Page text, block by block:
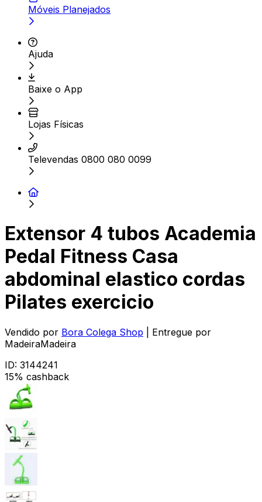
Móveis Planejados
Ajuda
Baixe o App
Lojas Físicas
Televendas 0800 080 0099
Extensor 4 tubos Academia
Pedal Fitness Casa
abdominal elastico cordas
Pilates exercicio
Vendido por Bora Colega Shop
| Entregue por
MadeiraMadeira
ID: 3144241
15% cashback